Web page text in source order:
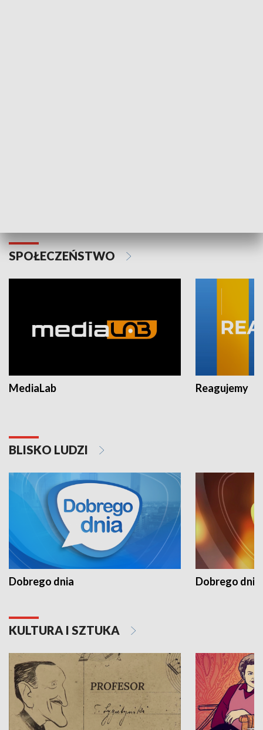
SPOŁECZEŃSTWO
MediaLab Reagujemy
BLISKO LUDZI
Dobrego dnia Dobrego dnia
KULTURA I SZTUKA